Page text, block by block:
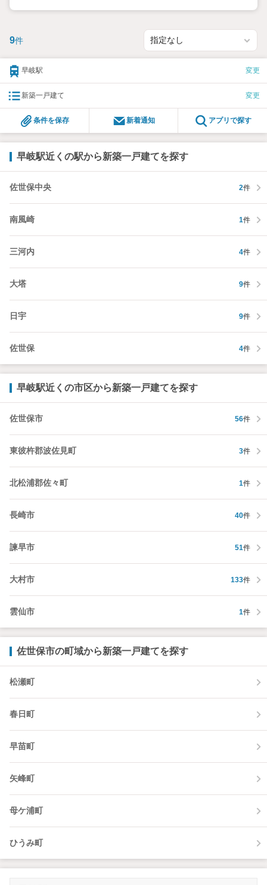
・収納たっぷり
・ウォークインクローゼット収納あります！
・断熱等性能等級5等級
・劣化対策等級3相当
■2026年10月完成予定
※工期の影響で変更になる可能性がございます。ご了承くださ
平日のご予約もOK！開催時間/10:0018:00（火・水定休）
ご予約状況により、ご希望に添えない場合がございます。予めご
了承下さい。
9件
早岐駅 変更
新築一戸建て 変更
条件を保存 新着通知 アプリで探す
早岐駅近くの駅から新築一戸建てを探す
佐世保中央 2件
南風崎 1件
三河内 4件
大塔 9件
日宇 9件
佐世保 4件
早岐駅近くの市区から新築一戸建てを探す
佐世保市 56件
東彼杵郡波佐見町 3件
北松浦郡佐々町 1件
長崎市 40件
諫早市 51件
大村市 133件
雲仙市 1件
佐世保市の町域から新築一戸建てを探す
松瀬町
春日町
早苗町
矢峰町
母ケ浦町
ひうみ町